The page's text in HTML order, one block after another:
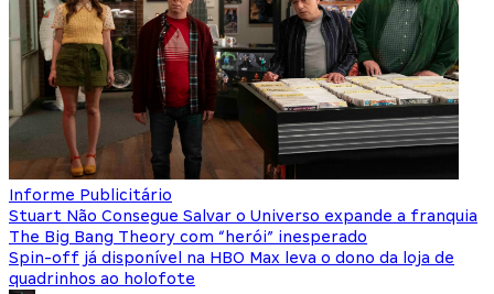
Informe Publicitário
Stuart Não Consegue Salvar o Universo expande a franquia
The Big Bang Theory com “herói” inesperado
Spin-off já disponível na HBO Max leva o dono da loja de
quadrinhos ao holofote